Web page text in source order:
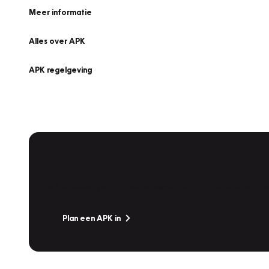
Meer informatie
Alles over APK
APK regelgeving
Plan een APK in